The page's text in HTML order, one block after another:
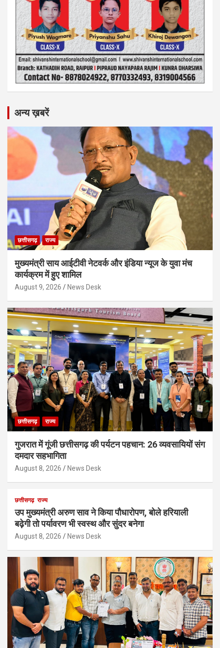
अन्य ख़बरें
छत्तीसगढ़ राज्य
मुख्यमंत्री साय आईटीवी नेटवर्क और इंडिया न्यूज के युवा मंच
कार्यक्रम में हुए शामिल
August 9, 2026 News Desk
छत्तीसगढ़ राज्य
गुजरात में गूंजी छत्तीसगढ़ की पर्यटन पहचान: 26 व्यवसायियों संग
दमदार सहभागिता
August 8, 2026 News Desk
छत्तीसगढ़ राज्य
उप मुख्यमंत्री अरुण साव ने किया पौधारोपण, बोले हरियाली
बढ़ेगी तो पर्यावरण भी स्वस्थ और सुंदर बनेगा
August 8, 2026 News Desk